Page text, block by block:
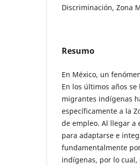
Discriminación, Zona
Resumo
En México, un
En los últimos años
migrantes indígenas
específicamente a la
de empleo. Al llegar a
para adaptarse e
fundamentalmente
indígenas, por lo